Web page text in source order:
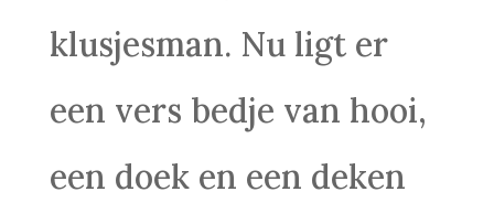
klusjesman. Nu ligt er
een vers bedje van hooi,
een doek en een deken